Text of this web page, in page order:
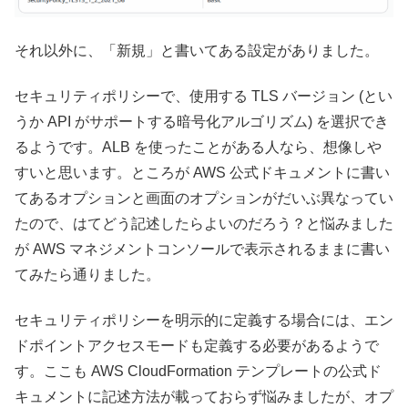
それ以外に、「新規」と書いてある設定がありました。
セキュリティポリシーで、使用する TLS バージョン (とい
うか API がサポートする暗号化アルゴリズム) を選択でき
るようです。ALB を使ったことがある人なら、想像しや
すいと思います。ところが AWS 公式ドキュメントに書い
てあるオプションと画面のオプションがだいぶ異なってい
たので、はてどう記述したらよいのだろう？と悩みました
が AWS マネジメントコンソールで表示されるままに書い
てみたら通りました。
セキュリティポリシーを明示的に定義する場合には、エン
ドポイントアクセスモードも定義する必要があるようで
す。ここも AWS CloudFormation テンプレートの公式ド
キュメントに記述方法が載っておらず悩みましたが、オプ